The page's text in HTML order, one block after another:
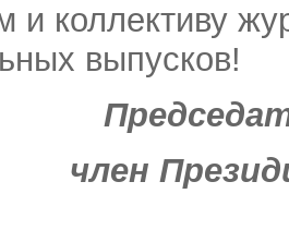
коллективу
выпусков!